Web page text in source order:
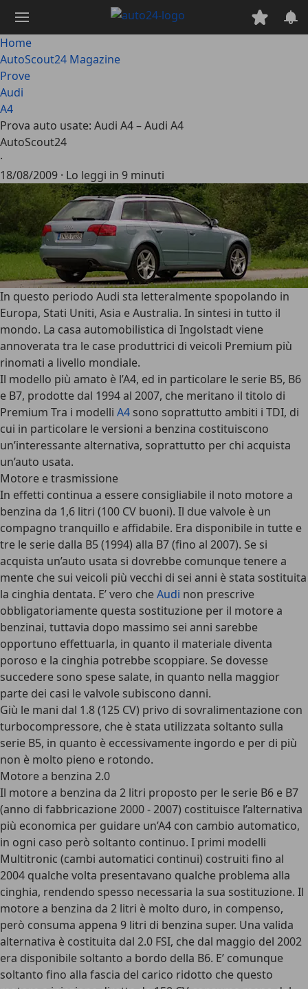
contenuto
principale
Home
AutoScout24 Magazine
Prove
Audi
A4
Prova auto usate: Audi A4 – Audi A4
AutoScout24
·
18/08/2009 · Lo leggi in 9 minuti
In questo periodo Audi sta letteralmente spopolando in
Europa, Stati Uniti, Asia e Australia. In sintesi in tutto il
mondo. La casa automobilistica di Ingolstadt viene
annoverata tra le case produttrici di veicoli Premium più
rinomati a livello mondiale.
Il modello più amato è l’A4, ed in particolare le serie B5, B6
e B7, prodotte dal 1994 al 2007, che meritano il titolo di
Premium Tra i modelli A4 sono soprattutto ambiti i TDI, di
cui in particolare le versioni a benzina costituiscono
un’interessante alternativa, soprattutto per chi acquista
un’auto usata.
Motore e trasmissione
In effetti continua a essere consigliabile il noto motore a
benzina da 1,6 litri (100 CV buoni). Il due valvole è un
compagno tranquillo e affidabile. Era disponibile in tutte e
tre le serie dalla B5 (1994) alla B7 (fino al 2007). Se si
acquista un’auto usata si dovrebbe comunque tenere a
mente che sui veicoli più vecchi di sei anni è stata sostituita
la cinghia dentata. E’ vero cheAudi non prescrive
obbligatoriamente questa sostituzione per il motore a
benzinai, tuttavia dopo massimo sei anni sarebbe
opportuno effettuarla, in quanto il materiale diventa
poroso e la cinghia potrebbe scoppiare. Se dovesse
succedere sono spese salate, in quanto nella maggior
parte dei casi le valvole subiscono danni.
Giù le mani dal 1.8 (125 CV) privo di sovralimentazione con
turbocompressore, che è stata utilizzata soltanto sulla
serie B5, in quanto è eccessivamente ingordo e per di più
non è molto pieno e rotondo.
Motore a benzina 2.0
Il motore a benzina da 2 litri proposto per le serie B6 e B7
(anno di fabbricazione 2000 - 2007) costituisce l’alternativa
più economica per guidare un’A4 con cambio automatico,
in ogni caso però soltanto continuo. I primi modelli
Multitronic (cambi automatici continui) costruiti fino al
2004 qualche volta presentavano qualche problema alla
cinghia, rendendo spesso necessaria la sua sostituzione. Il
motore a benzina da 2 litri è molto duro, in compenso,
però consuma appena 9 litri di benzina super. Una valida
alternativa è costituita dal 2.0 FSI, che dal maggio del 2002
era disponibile soltanto a bordo della B6. E’ comunque
soltanto fino alla fascia del carico ridotto che questo